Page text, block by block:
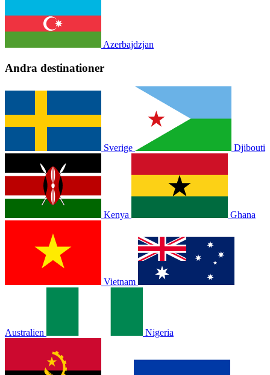
Azerbajdzjan
Andra destinationer
Sverige Djibouti
Kenya Ghana
Vietnam
Australien Nigeria